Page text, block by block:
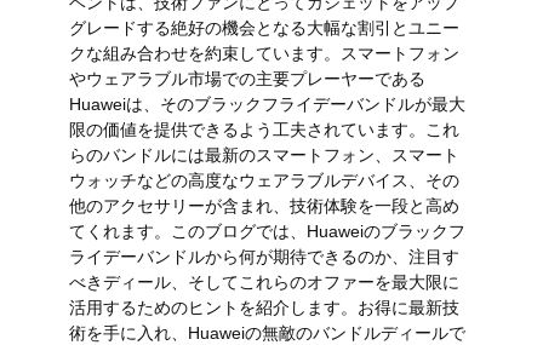
グレードする絶好の機会となる大幅な割引とユニー
クな組み合わせを約束しています。スマートフォン
やウェアラブル市場での主要プレーヤーである
Huaweiは、そのブラックフライデーバンドルが最大
限の価値を提供できるよう工夫されています。これ
らのバンドルには最新のスマートフォン、スマート
ウォッチなどの高度なウェアラブルデバイス、その
他のアクセサリーが含まれ、技術体験を一段と高め
てくれます。このブログでは、Huaweiのブラックフ
ライデーバンドルから何が期待できるのか、注目す
べきディール、そしてこれらのオファーを最大限に
活用するためのヒントを紹介します。お得に最新技
術を手に入れ、Huaweiの無敵のバンドルディールで